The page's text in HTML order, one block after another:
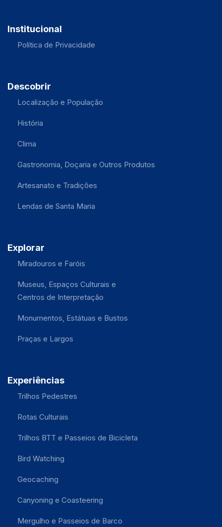
Institucional
Política de Privacidade
Descobrir
Localização e População
História
Clima
Gastronomia, Doçaria e Outros Produtos
Artesanato e Tradições
Lendas de Santa Maria
Explorar
Miradouros e Faróis
Museus, Espaços Culturais e
Centros de Interpretação
Monumentos, Estátuas e Bustos
Praças e Largos
Experiências
Trilhos Pedestres
Rotas Culturais
Trilhos BTT e Passeios de Bicicleta
Bird Watching
Geocaching
Canyoning e Coasteering
Mergulho e Passeios de Barco